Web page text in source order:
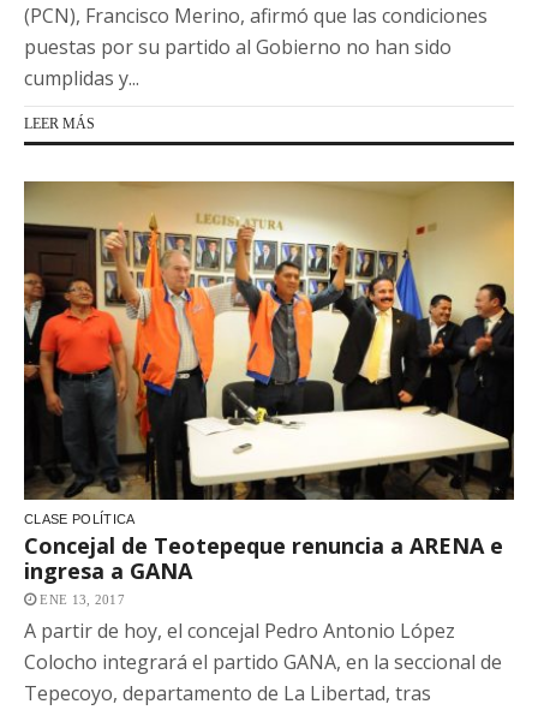
(PCN), Francisco Merino, afirmó que las condiciones
puestas por su partido al Gobierno no han sido
cumplidas y...
LEER MÁS
CLASE POLÍTICA
Concejal de Teotepeque renuncia a ARENA e
ingresa a GANA
ENE 13, 2017
A partir de hoy, el concejal Pedro Antonio López
Colocho integrará el partido GANA, en la seccional de
Tepecoyo, departamento de La Libertad, tras